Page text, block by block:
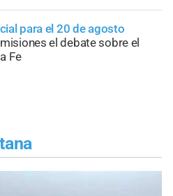
para el 20 de agosto
el debate sobre el
Fe